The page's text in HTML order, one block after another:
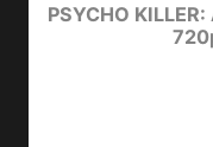
PSYCHO